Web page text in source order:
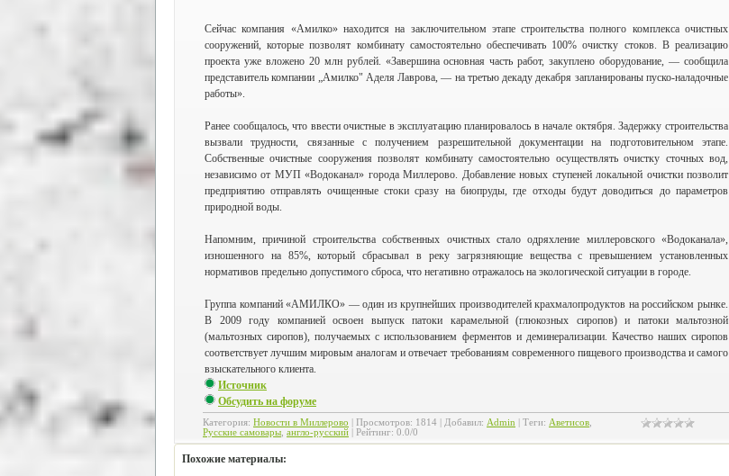
Сейчас компания «Амилко» находится на заключительном этапе строительства полного комплекса очистных
сооружений, которые позволят комбинату самостоятельно обеспечивать 100% очистку стоков. В реализацию
проекта уже вложено 20 млн рублей. «Завершина основная часть работ, закуплено оборудование, — сообщила
представитель компании „Амилко" Аделя Лаврова, — на третью декаду декабря запланированы пуско-наладочные
работы».
Ранее сообщалось, что ввести очистные в эксплуатацию планировалось в начале октября. Задержку строительства
вызвали трудности, связанные с получением разрешительной документации на подготовительном этапе.
Собственные очистные сооружения позволят комбинату самостоятельно осуществлять очистку сточных вод,
независимо от МУП «Водоканал» города Миллерово. Добавление новых ступеней локальной очистки позволит
предприятию отправлять очищенные стоки сразу на биопруды, где отходы будут доводиться до параметров
природной воды.
Напомним, причиной строительства собственных очистных стало одряхление миллеровского «Водоканала»,
изношенного на 85%, который сбрасывал в реку загрязняющие вещества с превышением установленных
нормативов предельно допустимого сброса, что негативно отражалось на экологической ситуации в городе.
Группа компаний «АМИЛКО» — один из крупнейших производителей крахмалопродуктов на российском рынке.
В 2009 году компанией освоен выпуск патоки карамельной (глюкозных сиропов) и патоки мальтозной
(мальтозных сиропов), получаемых с использованием ферментов и деминерализации. Качество наших сиропов
соответствует лучшим мировым аналогам и отвечает требованиям современного пищевого производства и самого
взыскательного клиента.
Источник
Обсудить на форуме
Категория: Новости в Миллерово Просмотров: 1814 Добавил: Admin Теги: Аветисов
Русские самовары англо-русский Рейтинг: 0.0/0
Похожие материалы: